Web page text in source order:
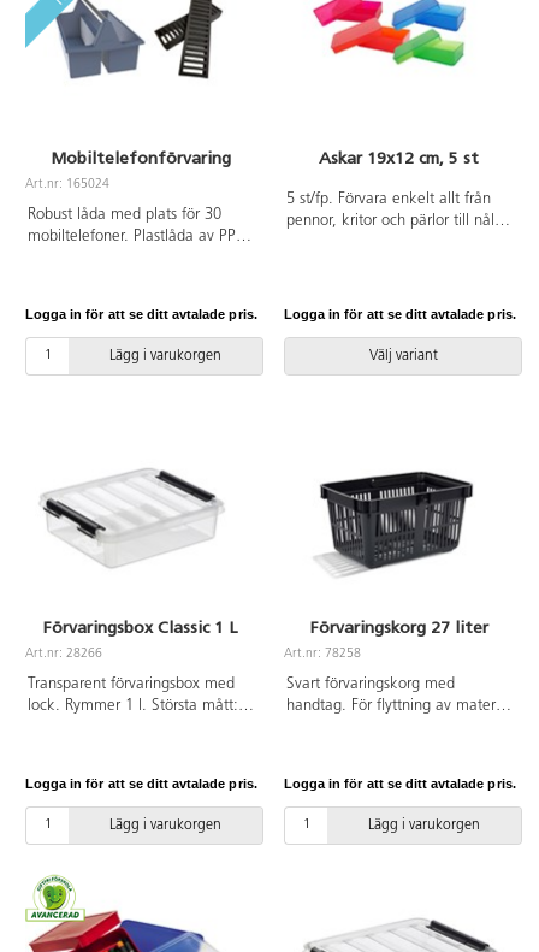
Mobiltelefonförvaring
Art.nr: 165024
Robust låda med plats för 30
mobiltelefoner. Plastlåda av PP
Logga in för att se ditt avtalade pris.
Lägg i varukorgen
Askar 19x12 cm, 5 st
5 st/fp. Förvara enkelt allt från
pennor, kritor och pärlor till nålar
Logga in för att se ditt avtalade pris.
Välj variant
Förvaringsbox Classic 1 L
Art.nr: 28266
Transparent förvaringsbox med
lock. Rymmer 1 l. Största mått:
Logga in för att se ditt avtalade pris.
Lägg i varukorgen
Förvaringskorg 27 liter
Art.nr: 78258
Svart förvaringskorg med
handtag. För flyttning av material
polypropen. Brett och
greppvänligt handtag av
polypropen och glasfiber. Mått:
Logga in för att se ditt avtalade pris.
Lägg i varukorgen